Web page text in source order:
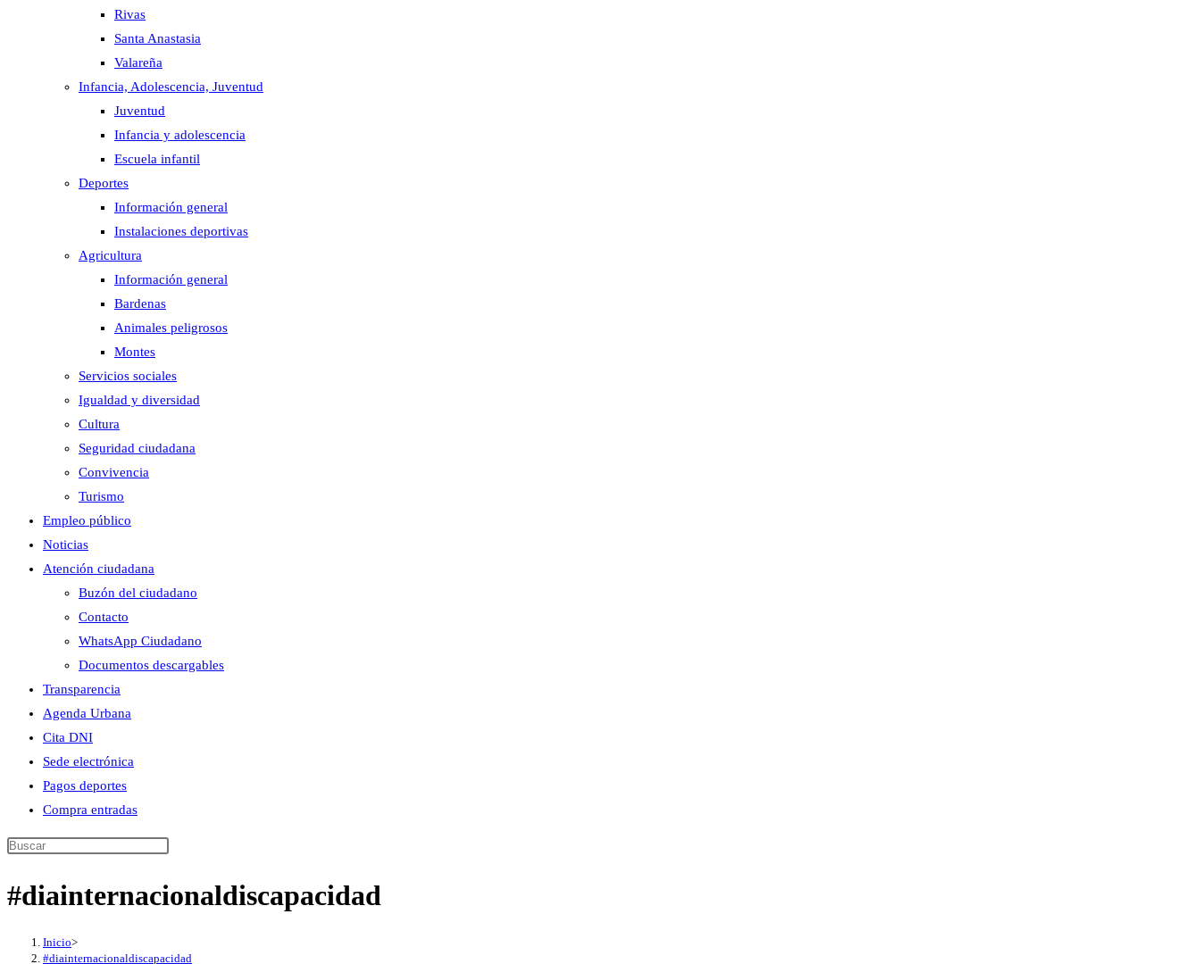
Rivas
Santa Anastasia
Valareña
Infancia, Adolescencia, Juventud
Juventud
Infancia y adolescencia
Escuela infantil
Deportes
Información general
Instalaciones deportivas
Agricultura
Información general
Bardenas
Animales peligrosos
Montes
Servicios sociales
Igualdad y diversidad
Cultura
Seguridad ciudadana
Convivencia
Turismo
Empleo público
Noticias
Atención ciudadana
Buzón del ciudadano
Contacto
WhatsApp Ciudadano
Documentos descargables
Transparencia
Agenda Urbana
Cita DNI
Sede electrónica
Pagos deportes
Compra entradas
Buscar
esta
#diainternacionaldiscapacidad
Inicio>
#diainternacionaldiscapacidad